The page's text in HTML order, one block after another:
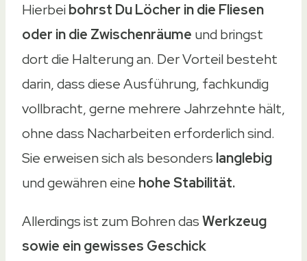
Hierbeibohrst Du Löcher in die Fliesen
oder in die Zwischenräume und bringst
dort die Halterung an. Der Vorteil besteht
darin, dass diese Ausführung, fachkundig
vollbracht, gerne mehrere Jahrzehnte hält,
ohne dass Nacharbeiten erforderlich sind.
Sie erweisen sich als besonders langlebig
und gewähren eine hohe Stabilität.
Allerdings ist zum Bohren dasWerkzeug
sowie ein gewisses Geschick